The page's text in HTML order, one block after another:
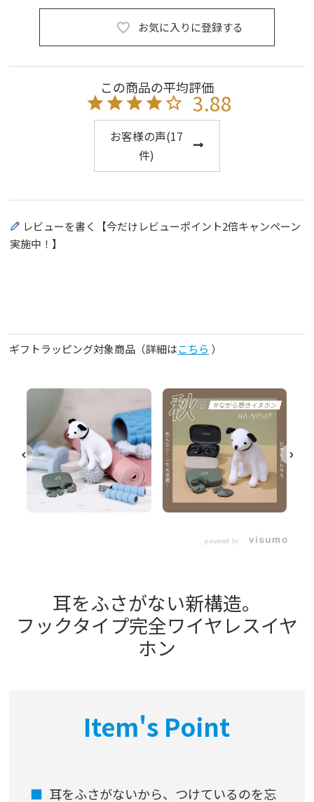
お気に入りに登録する
3.88
お客様の声(17
件)
レビューを書く【今だけレビューポイント2倍キャンペーン
実施中！】
ギフトラッピング対象商品（詳細はこちら ）
powered by
耳をふさがない新構造。
フックタイプ完全ワイヤレスイヤ
ホン
Item's Point
耳をふさがないから、つけているのを忘